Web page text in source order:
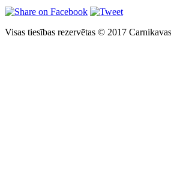
Visas tiesības rezervētas © 2017